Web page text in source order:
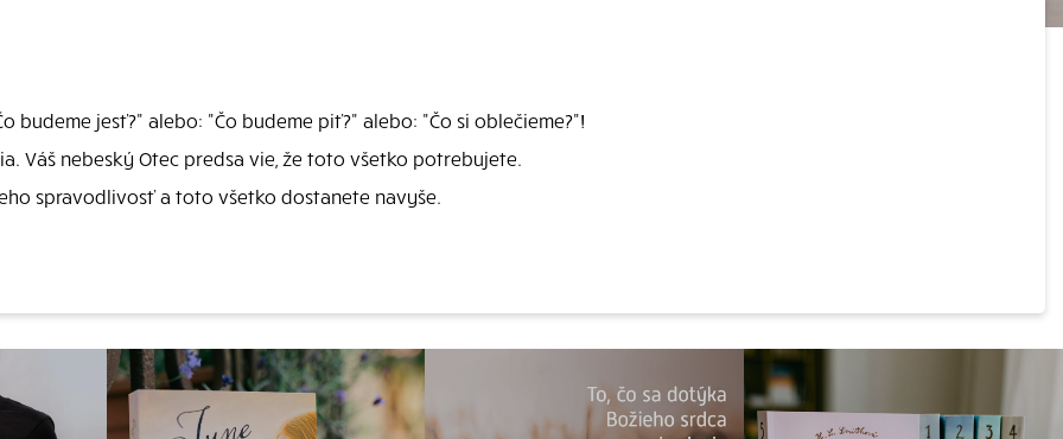
jesť?" alebo: "Čo budeme piť?" alebo: "Čo si oblečieme?"!
Váš nebeský Otec predsa vie, že toto všetko potrebujete.
spravodlivosť a toto všetko dostanete navyše.